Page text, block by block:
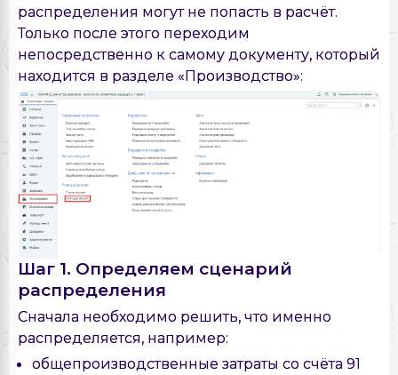
распределения могут не попасть в расчёт.
Только после этого переходим
непосредственно к самому документу, который
находится в разделе «Производство»:
Шаг 1. Определяем сценарий
распределения
Сначала необходимо решить, что именно
распределяется, например:
общепроизводственные затраты со счёта 91